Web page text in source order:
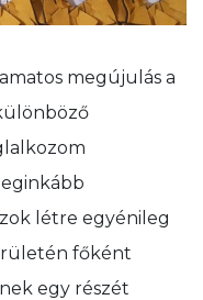
megújulás a
létre egyénileg
főként
egy részét